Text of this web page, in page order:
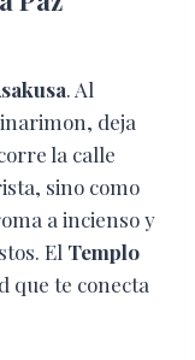
. Al
deja
la calle
sino como
a incienso y
El Templo
que te conecta